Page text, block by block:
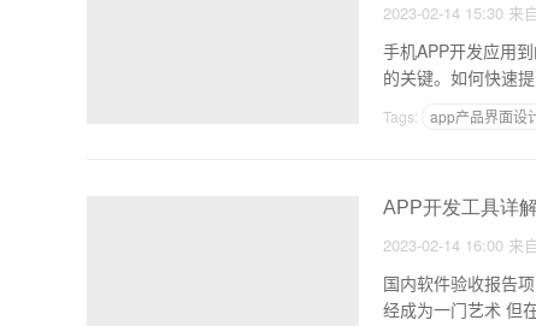
2023-02-14 15:30 来
手机APP开发应用
的关键。如何快速
Tags: app产品界面设
APP开发工具详
2023-02-14 16:00 来
国内软件验收报告项目要求国家软件验
经